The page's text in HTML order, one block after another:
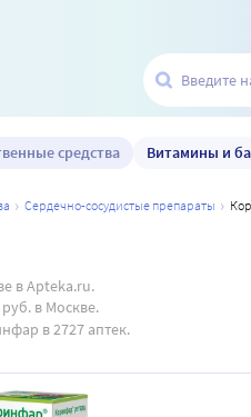
средства Витамины и
сердечно-сосудистые препараты
в Apteka.ru.
в Москве.
в 2727 аптек.